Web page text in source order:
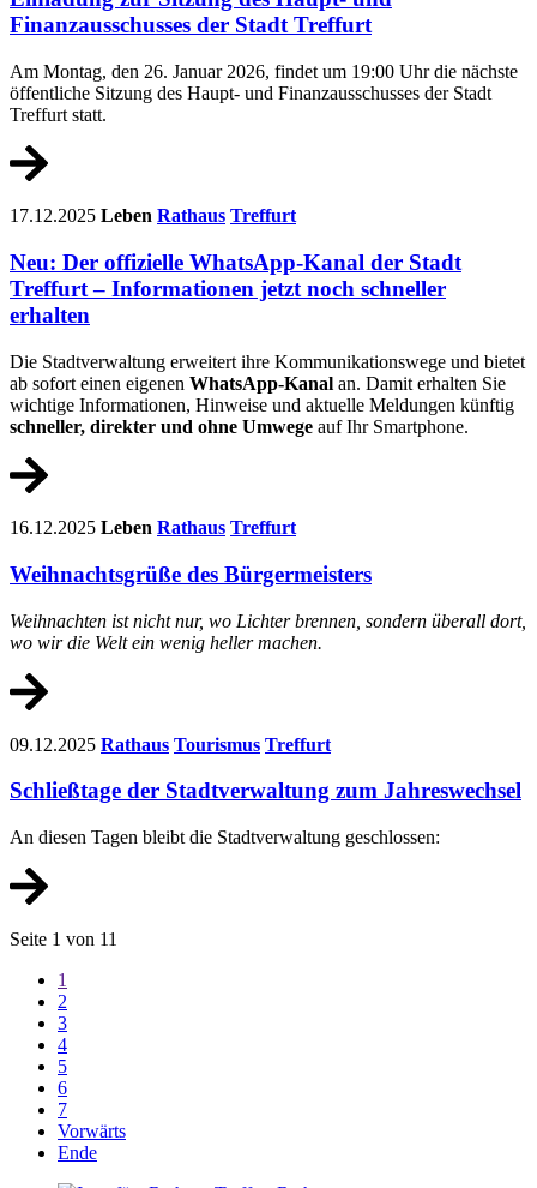
Finanzausschusses der Stadt Treffurt
Am Montag, den 26. Januar 2026, findet um 19:00 Uhr die nächste
öffentliche Sitzung des Haupt- und Finanzausschusses der Stadt
Treffurt statt.
17.12.2025 Leben Rathaus Treffurt
Neu: Der offizielle WhatsApp-Kanal der Stadt
Treffurt – Informationen jetzt noch schneller
erhalten
Die Stadtverwaltung erweitert ihre Kommunikationswege und bietet
ab sofort einen eigenen WhatsApp-Kanal an. Damit erhalten Sie
wichtige Informationen, Hinweise und aktuelle Meldungen künftig
schneller, direkter und ohne Umwege auf Ihr Smartphone.
16.12.2025 Leben Rathaus Treffurt
Weihnachtsgrüße des Bürgermeisters
Weihnachten ist nicht nur, wo Lichter brennen, sondern überall dort,
wo wir die Welt ein wenig heller machen.
09.12.2025 Rathaus Tourismus Treffurt
Schließtage der Stadtverwaltung zum Jahreswechsel
An diesen Tagen bleibt die Stadtverwaltung geschlossen:
Seite 1 von 11
1
2
3
4
5
6
7
Vorwärts
Ende